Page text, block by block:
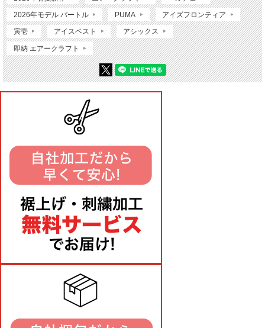
2026年モデル バートル PUMA アイズフロンティア
寅壱 アイスベスト アシックス
即納 エアークラフト